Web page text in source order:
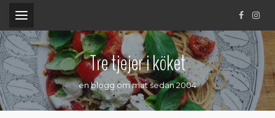
.
Tre tjejer i köket
en blogg om mat sedan 2004